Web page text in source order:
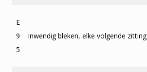
E
9
5
Inwendig bleken, elke volgende zitting